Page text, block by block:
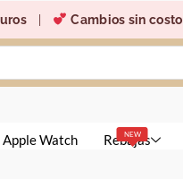
Cambios sin costo
Watch NEW
Rebajas